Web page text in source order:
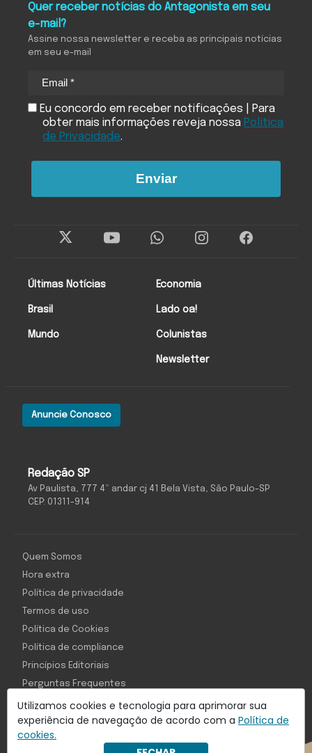
Utilizamos cookies e tecnologia para aprimorar sua
experiência de navegação de acordo com a Política de
cookies.
Redação SP
Av Paulista, 777 4º andar cj 41 Bela Vista, São Paulo-SP
CEP: 01311-914
Anuncie Conosco
Últimas Notícias
Brasil
Mundo
Economia
Lado oa!
Colunistas
Newsletter
Quer receber notícias do Antagonista em seu
e-mail?
Assine nossa newsletter e receba as principais notícias
em seu e-mail
Eu concordo em receber notificações | Para
obter mais informações reveja nossa Política
de Privacidade.
Enviar
Com inteligência e tecnologia:
Quem Somos
Hora extra
Política de privacidade
Termos de uso
Política de Cookies
Política de compliance
Princípios Editoriais
Perguntas Frequentes